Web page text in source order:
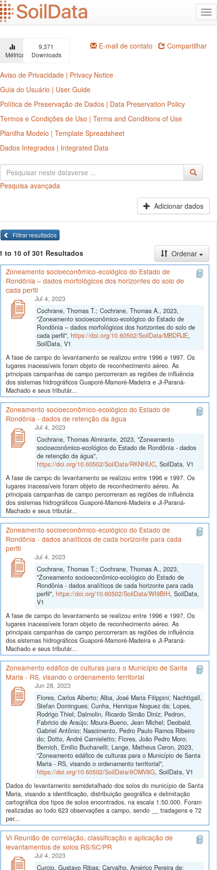
Ir
para
o
principal
Métricas
9,371
Downloads
E-mail de contato Compartilhar
Aviso de Privacidade | Privacy Notice
Guia do Usuário | User Guide
Política de Preservação de Dados | Data Preservation Policy
Termos e Condições de Uso | Terms and Conditions of Use
Planilha Modelo | Template Spreadsheet
Dados Integrados | Integrated Data
Pesquisa avançada
Adicionar dados
Filtrar resultados
to 10 of 301 Resultados
Ordenar
Zoneamento socioeconômico-ecológico do Estado de
Rondônia – dados morfológicos dos horizontes do solo de
cada perfil
Jul 4, 2023
Cochrane, Thomas T.; Cochrane, Thomas A., 2023,
"Zoneamento socioeconômico-ecológico do Estado de
Rondônia – dados morfológicos dos horizontes do solo de
cada perfil", https://doi.org/10.60502/SoilData/MBDRJE,
SoilData, V1
A fase de campo do levantamento se realizou entre 1996 e 1997. Os
lugares inacessíveis foram objeto de reconhecimento aéreo. As
principais campanhas de campo percorreram as regiões de influência
dos sistemas hidrográficos Guaporé-Mamoré-Madeira e Ji-Paraná-
Machado e seus tributár...
Zoneamento socioeconômico-ecológico do Estado de
Rondônia - dados de retenção da água
Jul 4, 2023
Cochrane, Thomas Almirante, 2023, "Zoneamento
socioeconômico-ecológico do Estado de Rondônia - dados
de retenção da água",
https://doi.org/10.60502/SoilData/RKNHUC, SoilData, V1
A fase de campo do levantamento se realizou entre 1996 e 1997. Os
lugares inacessíveis foram objeto de reconhecimento aéreo. As
principais campanhas de campo percorreram as regiões de influência
dos sistemas hidrográficos Guaporé-Mamoré-Madeira e Ji-Paraná-
Machado e seus tributár...
Zoneamento socioeconômico-ecológico do Estado de
Rondônia - dados analíticos de cada horizonte para cada
perfil
Jul 4, 2023
Cochrane, Thomas T.; Cochrane, Thomas A., 2023,
"Zoneamento socioeconômico-ecológico do Estado de
Rondônia - dados analíticos de cada horizonte para cada
perfil", https://doi.org/10.60502/SoilData/WI9BIH, SoilData,
V1
A fase de campo do levantamento se realizou entre 1996 e 1997. Os
lugares inacessíveis foram objeto de reconhecimento aéreo. As
principais campanhas de campo percorreram as regiões de influência
dos sistemas hidrográficos Guaporé-Mamoré-Madeira e Ji-Paraná-
Machado e seus tributár...
Zoneamento edáfico de culturas para o Município de Santa
Maria - RS, visando o ordenamento territorial
Jun 28, 2023
Flores, Carlos Alberto; Alba, José Maria Filippini; Nachtigall,
Stefan Domingues; Cunha, Henrique Noguez da; Lopes,
Rodrigo Thiel; Dalmolin, Ricardo Simão Diniz; Pedron,
Fabricio de Araújo; Moura-Bueno, Jean Michel; Deobald,
Gabriel Antônio; Nascimento, Pedro Paulo Ramos Ribeiro
do; Dotto, André Carnieletto; Flores, João Pedro Moro;
Bernich, Emilio Buchanelli; Lange, Matheus Ceron, 2023,
"Zoneamento edáfico de culturas para o Município de Santa
Maria - RS, visando o ordenamento territorial",
https://doi.org/10.60502/SoilData/6OMV8G, SoilData, V1
Dados do levantamento semidetalhado dos solos do município de Santa
Maria, visando a identificação, distribuição geográfica e delimitação
cartográfica dos tipos de solos encontrados, na escala 1:50.000. Foram
realizadas ao todo 623 observações a campo, sendo __ tradagens e 72
per...
VI Reunião de correlação, classificação e aplicação de
levantamentos de solos RS/SC/PR
Jul 4, 2023
Curcio, Gustavo Ribas; Carvalho, Américo Pereira de;